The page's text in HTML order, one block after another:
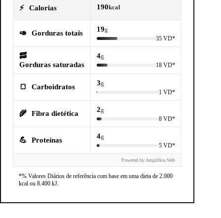
⚡ Calorias 190kcal
🥑 Gorduras totais 19g
35 VD*
🥓
Gorduras saturadas
4g
18 VD*
🍞 Carboidratos 3g
1 VD*
🌾 Fibra dietética 2g
8 VD*
💪 Proteínas 4g
5 VD*
Powered by Amplifica Web
*% Valores Diários de referência com base em uma dieta de 2.000
kcal ou 8.400 kJ.